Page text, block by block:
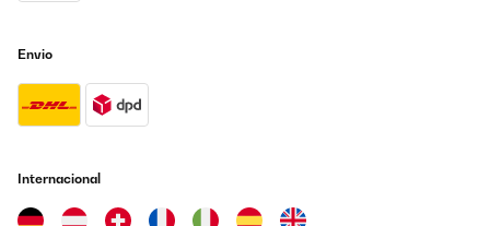
Envio
Internacional